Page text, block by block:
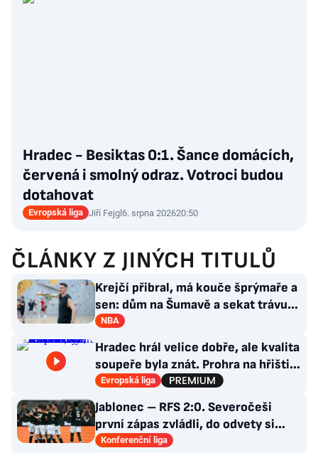
Hradec - Besiktas 0:1. Šance domácích,
červená i smolný odraz. Votroci budou
dotahovat
Evropská liga Jiří Fejgl6. srpna 202620:50
ČLÁNKY Z JINÝCH TITULŮ
Krejčí přibral, má kouče šprýmaře a
sen: dům na Šumavě a sekat trávu
jako Forrest Gump
NBA
Hradec hrál velice dobře, ale kvalita
soupeře byla znát. Prohra na hřišti,
výhra v hledišti
Evropská liga
Jablonec – RFS 2:0. Severočeši
první zápas zvládli, do odvety si
vezou nadějný náskok
Konferenční liga